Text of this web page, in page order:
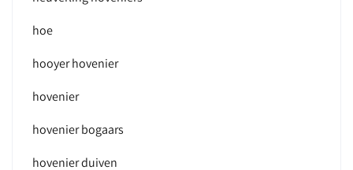
hoe
hooyer hovenier
hovenier
hovenier bogaars
hovenier duiven